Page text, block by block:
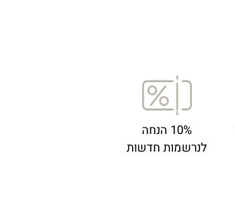
10% הנחה
לנרשמות חדשות